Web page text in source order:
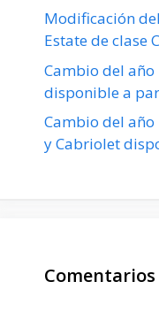
Modificación
Estate de clase
Cambio del año
disponible a
Cambio del año
y Cabriolet